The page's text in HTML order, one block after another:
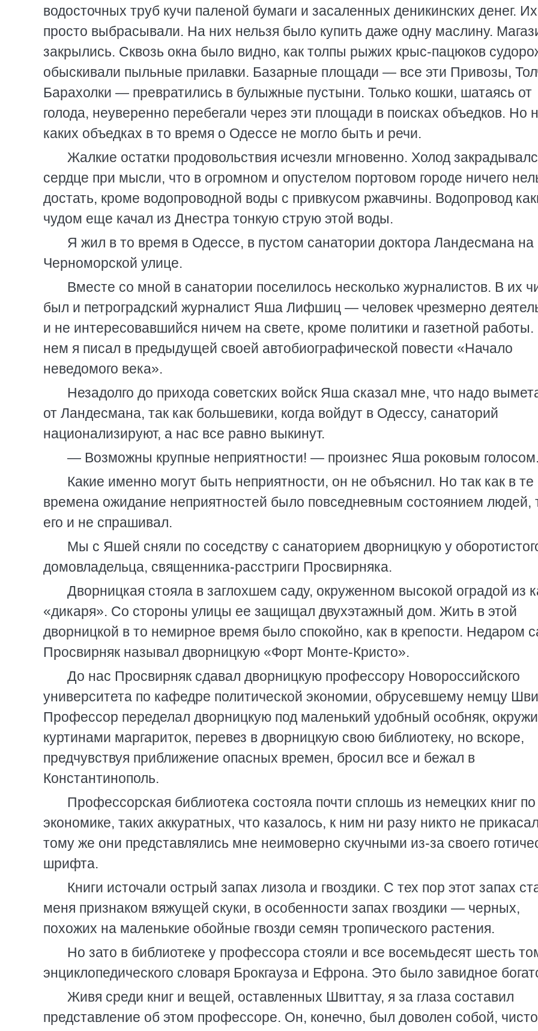
водосточных труб кучи паленой бумаги и засаленных деникинских денег. Их
просто выбрасывали. На них нельзя было купить даже одну маслину.
закрылись. Сквозь окна было видно, как толпы рыжих крыс-пацюков
обыскивали пыльные прилавки. Базарные площади — все эти Привозы,
Барахолки — превратились в булыжные пустыни. Только кошки, шатаясь от
голода, неуверенно перебегали через эти площади в поисках объедков. Но
каких объедках в то время о Одессе не могло быть и речи.
Жалкие остатки продовольствия исчезли мгновенно. Холод
сердце при мысли, что в огромном и опустелом портовом городе ничего
достать, кроме водопроводной воды с привкусом ржавчины. Водопровод
чудом еще качал из Днестра тонкую струю этой воды.
Я жил в то время в Одессе, в пустом санатории доктора Ландесмана на
Черноморской улице.
Вместе со мной в санатории поселилось несколько журналистов. В их
был и петроградский журналист Яша Лифшиц — человек чрезмерно
и не интересовавшийся ничем на свете, кроме политики и газетной
нем я писал в предыдущей своей автобиографической повести «Начало
неведомого века».
Незадолго до прихода советских войск Яша сказал мне, что надо
от Ландесмана, так как большевики, когда войдут в Одессу, санаторий
национализируют, а нас все равно выкинут.
— Возможны крупные неприятности! — произнес Яша роковым
Какие именно могут быть неприятности, он не объяснил. Но так как в те
времена ожидание неприятностей было повседневным состоянием людей,
его и не спрашивал.
Мы с Яшей сняли по соседству с санаторием дворницкую у
домовладельца, священника-расстриги Просвирняка.
Дворницкая стояла в заглохшем саду, окруженном высокой оградой из
«дикаря». Со стороны улицы ее защищал двухэтажный дом. Жить в этой
дворницкой в то немирное время было спокойно, как в крепости. Недаром
Просвирняк называл дворницкую «Форт Монте-Кристо».
До нас Просвирняк сдавал дворницкую профессору Новороссийского
университета по кафедре политической экономии, обрусевшему немцу
Профессор переделал дворницкую под маленький удобный особняк,
куртинами маргариток, перевез в дворницкую свою библиотеку, но вскоре,
предчувствуя приближение опасных времен, бросил все и бежал в
Константинополь.
Профессорская библиотека состояла почти сплошь из немецких книг по
экономике, таких аккуратных, что казалось, к ним ни разу никто не
тому же они представлялись мне неимоверно скучными из-за своего
шрифта.
Книги источали острый запах лизола и гвоздики. С тех пор этот запах
меня признаком вяжущей скуки, в особенности запах гвоздики — черных,
похожих на маленькие обойные гвозди семян тропического растения.
Но зато в библиотеке у профессора стояли и все восемьдесят шесть
энциклопедического словаря Брокгауза и Ефрона. Это было завидное
Живя среди книг и вещей, оставленных Швиттау, я за глаза составил
представление об этом профессоре. Он, конечно, был доволен собой, чисто